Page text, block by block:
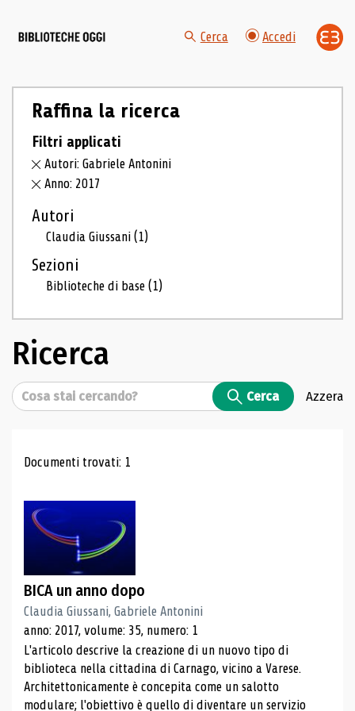
Cerca Accedi
Raffina la ricerca
Filtri applicati
Autori: Gabriele Antonini
Anno: 2017
Autori
Claudia Giussani(1)
Sezioni
Biblioteche di base(1)
Ricerca
Cerca Cerca Azzera
Risultati di ricerca
Documenti trovati: 1
BICA un anno dopo
Claudia Giussani, Gabriele Antonini
anno: 2017, volume: 35, numero: 1
L'articolo descrive la creazione di un nuovo tipo di
biblioteca nella cittadina di Carnago, vicino a Varese.
Architettonicamente è concepita come un salotto
modulare; l'obiettivo è quello di diventare un servizio